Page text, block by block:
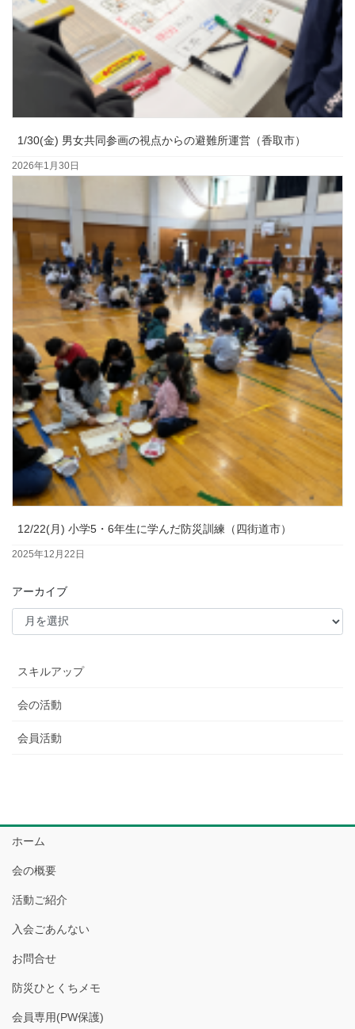
1/30(金) 男女共同参画の視点からの避難所運営（香取市）
2026年1月30日
12/22(月) 小学5・6年生に学んだ防災訓練（四街道市）
2025年12月22日
アーカイブ
スキルアップ
会の活動
会員活動
ホーム
会の概要
活動ご紹介
入会ごあんない
お問合せ
防災ひとくちメモ
会員専用(PW保護)